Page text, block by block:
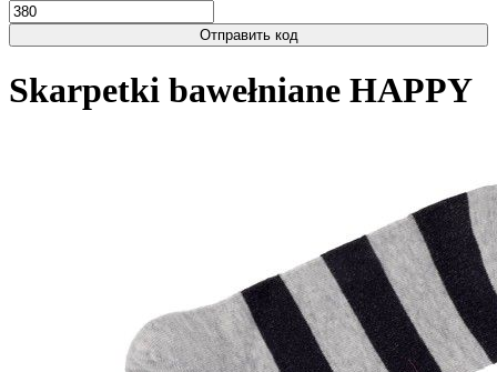
Отправить код
Skarpetki bawełniane HAPPY